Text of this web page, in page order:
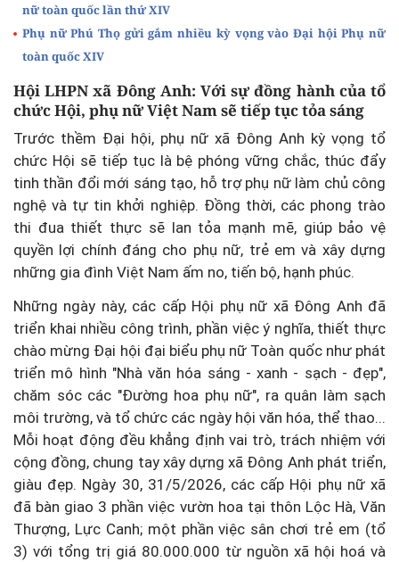
nữ toàn quốc lần thứ XIV
Phụ nữ Phú Thọ gửi gắm nhiều kỳ vọng vào Đại hội Phụ nữ
toàn quốc XIV
Hội LHPN xã Đông Anh: Với sự đồng hành của tổ
chức Hội, phụ nữ Việt Nam sẽ tiếp tục tỏa sáng
Trước thềm Đại hội, phụ nữ xã Đông Anh kỳ vọng tổ
chức Hội sẽ tiếp tục là bệ phóng vững chắc, thúc đẩy
tinh thần đổi mới sáng tạo, hỗ trợ phụ nữ làm chủ công
nghệ và tự tin khởi nghiệp. Đồng thời, các phong trào
thi đua thiết thực sẽ lan tỏa mạnh mẽ, giúp bảo vệ
quyền lợi chính đáng cho phụ nữ, trẻ em và xây dựng
những gia đình Việt Nam ấm no, tiến bộ, hạnh phúc.
Những ngày này, các cấp Hội phụ nữ xã Đông Anh đã
triển khai nhiều công trình, phần việc ý nghĩa, thiết thực
chào mừng Đại hội đại biểu phụ nữ Toàn quốc như phát
triển mô hình "Nhà văn hóa sáng - xanh - sạch - đẹp",
chăm sóc các "Đường hoa phụ nữ", ra quân làm sạch
môi trường, và tổ chức các ngày hội văn hóa, thể thao...
Mỗi hoạt động đều khẳng định vai trò, trách nhiệm với
cộng đồng, chung tay xây dựng xã Đông Anh phát triển,
giàu đẹp. Ngày 30, 31/5/2026, các cấp Hội phụ nữ xã
đã bàn giao 3 phần việc vườn hoa tại thôn Lộc Hà, Văn
Thượng, Lực Canh; một phần việc sân chơi trẻ em (tổ
3) với tổng trị giá 80.000.000 từ nguồn xã hội hoá và